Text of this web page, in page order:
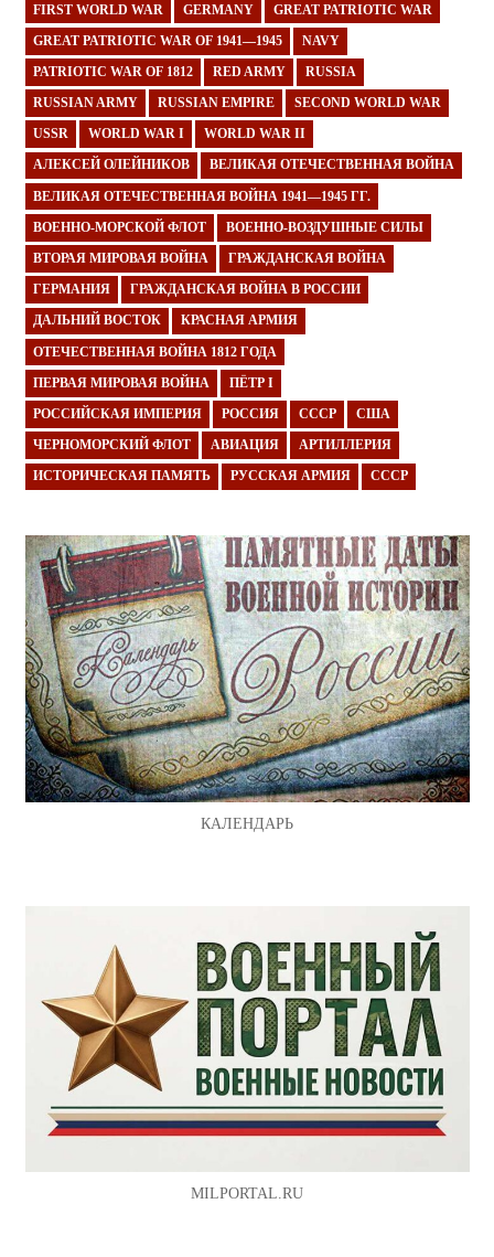
FIRST WORLD WAR GERMANY GREAT PATRIOTIC WAR
GREAT PATRIOTIC WAR OF 1941—1945 NAVY
PATRIOTIC WAR OF 1812 RED ARMY RUSSIA
RUSSIAN ARMY RUSSIAN EMPIRE SECOND WORLD WAR
USSR WORLD WAR I WORLD WAR II
АЛЕКСЕЙ ОЛЕЙНИКОВ ВЕЛИКАЯ ОТЕЧЕСТВЕННАЯ ВОЙНА
ВЕЛИКАЯ ОТЕЧЕСТВЕННАЯ ВОЙНА 1941—1945 ГГ.
ВОЕННО-МОРСКОЙ ФЛОТ ВОЕННО-ВОЗДУШНЫЕ СИЛЫ
ВТОРАЯ МИРОВАЯ ВОЙНА ГРАЖДАНСКАЯ ВОЙНА
ГЕРМАНИЯ ГРАЖДАНСКАЯ ВОЙНА В РОССИИ
ДАЛЬНИЙ ВОСТОК КРАСНАЯ АРМИЯ
ОТЕЧЕСТВЕННАЯ ВОЙНА 1812 ГОДА
ПЕРВАЯ МИРОВАЯ ВОЙНА ПЁТР I
РОССИЙСКАЯ ИМПЕРИЯ РОССИЯ СССР США
ЧЕРНОМОРСКИЙ ФЛОТ АВИАЦИЯ АРТИЛЛЕРИЯ
ИСТОРИЧЕСКАЯ ПАМЯТЬ РУССКАЯ АРМИЯ СССР
КАЛЕНДАРЬ
MILPORTAL.RU